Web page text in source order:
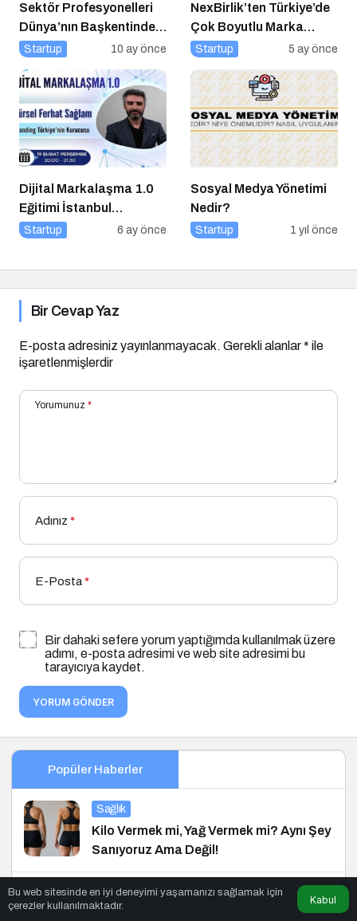
Sektör Profesyonelleri
Dünya’nın Başkentinde
Buluşacak!
Startup 10 ay önce
NexBirlik’ten Türkiye’de
Çok Boyutlu Marka
Hamlesi
Startup 5 ay önce
Dijital Markalaşma 1.0
Eğitimi İstanbul
Üniversitesi’nde
Startup 6 ay önce
Sosyal Medya Yönetimi
Nedir?
Startup 1 yıl önce
Bir Cevap Yaz
E-posta adresiniz yayınlanmayacak. Gerekli alanlar* ile
işaretlenmişlerdir
Yorumunuz *
Adınız *
E-Posta*
Bir dahaki sefere yorum yaptığımda kullanılmak üzere
adımı, e-posta adresimi ve web site adresimi bu
tarayıcıya kaydet.
YORUM GÖNDER
Popüler Haberler
Sağlık
Kilo Vermek mi, Yağ Vermek mi? Aynı Şey
Sanıyoruz Ama Değil!
Sağlık
Bu web sitesinde en iyi deneyimi yaşamanızı sağlamak için
çerezler kullanılmaktadır.
Kabul